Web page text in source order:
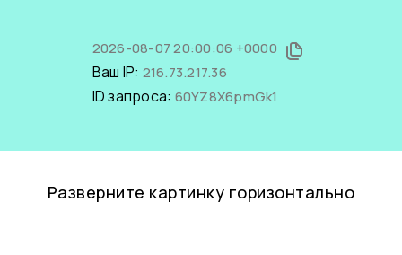
2026-08-07 20:00:06 +0000
Ваш IP: 216.73.217.36
ID запроса: 60YZ8X6pmGk1
Разверните картинку горизонтально